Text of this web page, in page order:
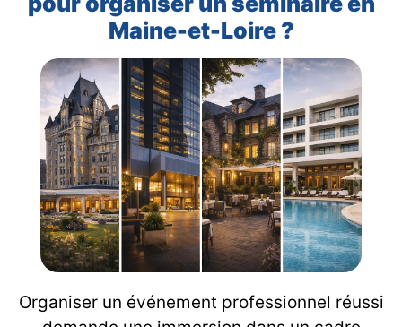
Maine-et-Loire ?
Organiser un événement professionnel réussi